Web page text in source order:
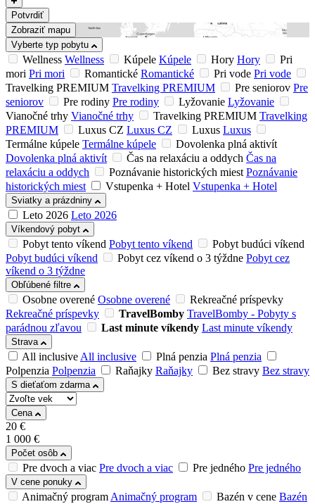
Potvrdiť
Zobraziť mapu
Vyberte typ pobytu
Wellness Wellness Kúpele Kúpele Hory Hory
Pri
mori Pri mori Romantické Romantické Pri vode Pri vode
Travelking PREMIUM Travelking PREMIUM Pre seniorov Pre
seniorov
Pre rodiny Pre rodiny Lyžovanie Lyžovanie
Vianočné trhy Vianočné trhy Travelking PREMIUM Travelking
PREMIUM
Luxus CZ Luxus CZ Luxus Luxus
Termálne kúpele Termálne kúpele
Dovolenka plná aktivít
Dovolenka plná aktivít
Čas na relaxáciu a oddych Čas na
relaxáciu a oddych
Poznávanie historických miest Poznávanie
historických miest
Vstupenka + Hotel Vstupenka + Hotel
Sviatky a prázdniny
Leto 2026 Leto 2026
Víkendový pobyt
Pobyt tento víkend Pobyt tento víkend
Pobyt budúci víkend
Pobyt budúci víkend
Pobyt cez víkend o 3 týždne Pobyt cez
víkend o 3 týždne
Obľúbené filtre
Osobne overené Osobne overené
Rekreačné príspevky
Rekreačné príspevky
TravelBomby TravelBomby - Pobyty s
parádnou zľavou
Last minute víkendy Last minute víkendy
Strava
All inclusiveAll inclusive Plná penzia Plná penzia
Polpenzia Polpenzia Raňajky Raňajky Bez stravy Bez stravy
S dieťaťom zdarma
Cena
20 €
1 000 €
Počet osôb
Pre dvoch a viac Pre dvoch a viac Pre jedného Pre jedného
V cene ponuky
Animačný programAnimačný program Bazén v cene Bazén